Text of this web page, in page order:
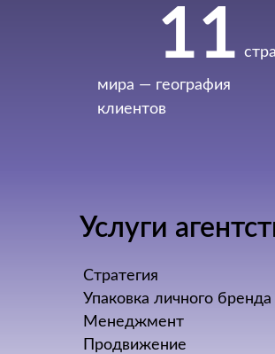
11
мира — география
клиентов
Стратегия
Упаковка личного бренда
Менеджмент
Продвижение
Услуги